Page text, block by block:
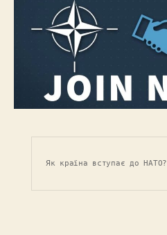
Як країна вступає до НАТО?